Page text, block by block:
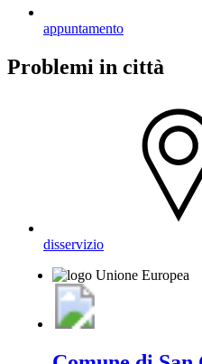
appuntamento
Problemi in città
disservizio